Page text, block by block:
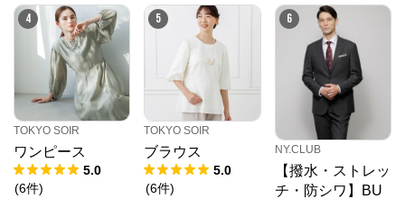
4
TOKYO SOIR
ワンピース
5.0
(6件)
5
TOKYO SOIR
ブラウス
5.0
(6件)
6
NY.CLUB
【撥水・ストレッ
チ・防シワ】BU